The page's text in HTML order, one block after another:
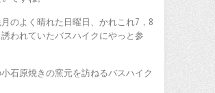
のよく晴れた日曜日、かれこれ7，8
われていたバスハイクにやっと参
石原焼きの窯元を訪ねるバスハイク